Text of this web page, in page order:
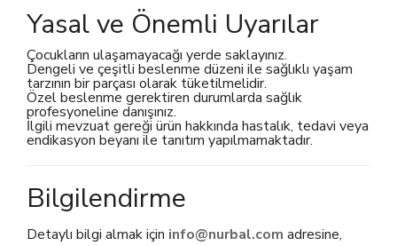
Yasal ve Önemli Uyarılar
Çocukların ulaşamayacağı yerde saklayınız.
Dengeli ve çeşitli beslenme düzeni ile sağlıklı yaşam
tarzının bir parçası olarak tüketilmelidir.
Özel beslenme gerektiren durumlarda sağlık
profesyoneline danışınız.
İlgili mevzuat gereği ürün hakkında hastalık, tedavi veya
endikasyon beyanı ile tanıtım yapılmamaktadır.
Bilgilendirme
Detaylı bilgi almak için info@nurbal.com adresine,